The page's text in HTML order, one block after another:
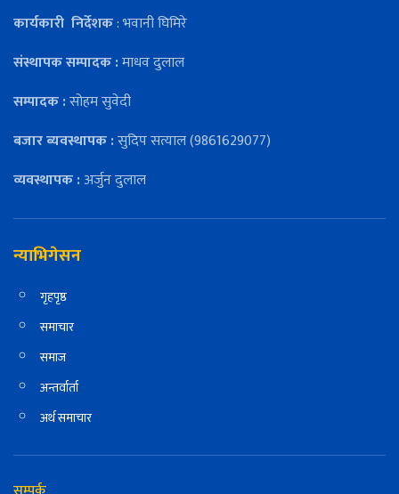
कार्यकारी निर्देशक: भवानी घिमिरे
संस्थापक सम्पादक :माधव दुलाल
सम्पादक :सोहम सुवेदी
बजार ब्यवस्थापक :सुदिप सत्याल (9861629077)
व्यवस्थापक :अर्जुन दुलाल
न्याभिगेसन
गृहपृष्ठ
समाचार
समाज
अन्तर्वार्ता
अर्थ समाचार